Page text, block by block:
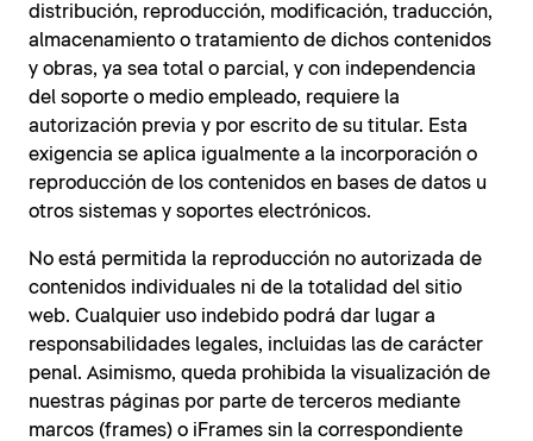
distribución, reproducción, modificación, traducción,
almacenamiento o tratamiento de dichos contenidos
y obras, ya sea total o parcial, y con independencia
del soporte o medio empleado, requiere la
autorización previa y por escrito de su titular. Esta
exigencia se aplica igualmente a la incorporación o
reproducción de los contenidos en bases de datos u
otros sistemas y soportes electrónicos.
No está permitida la reproducción no autorizada de
contenidos individuales ni de la totalidad del sitio
web. Cualquier uso indebido podrá dar lugar a
responsabilidades legales, incluidas las de carácter
penal. Asimismo, queda prohibida la visualización de
nuestras páginas por parte de terceros mediante
marcos (frames) o iFrames sin la correspondiente